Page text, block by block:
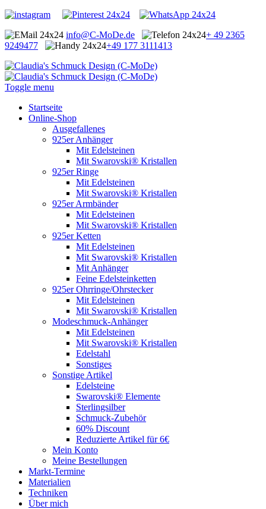
info@C-MoDe.de
+ 49 2365
9249477
+49 177 3111413
Toggle menu
Startseite
Online-Shop
Ausgefallenes
925er Anhänger
Mit Edelsteinen
Mit Swarovski® Kristallen
925er Ringe
Mit Edelsteinen
Mit Swarovski® Kristallen
925er Armbänder
Mit Edelsteinen
Mit Swarovski® Kristallen
925er Ketten
Mit Edelsteinen
Mit Swarovski® Kristallen
Mit Anhänger
Feine Edelsteinketten
925er Ohrringe/Ohrstecker
Mit Edelsteinen
Mit Swarovski® Kristallen
Modeschmuck-Anhänger
Mit Edelsteinen
Mit Swarovski® Kristallen
Edelstahl
Sonstiges
Sonstige Artikel
Edelsteine
Swarovski® Elemente
Sterlingsilber
Schmuck-Zubehör
60% Discount
Reduzierte Artikel für 6€
Mein Konto
Meine Bestellungen
Markt-Termine
Materialien
Techniken
Über mich